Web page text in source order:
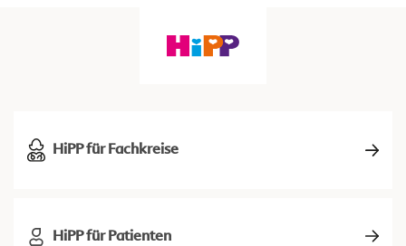
HiPP für Fachkreise
HiPP für Patienten